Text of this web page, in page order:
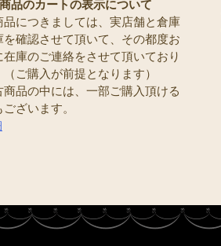
品のカートの表示について
品につきましては、実店舗と倉庫
を確認させて頂いて、その都度お
在庫のご連絡をさせて頂いており
（ご購入が前提となります）
品の中には、一部ご購入頂ける
ざいます。